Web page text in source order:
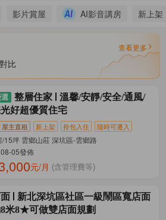
影片賞屋 AI影音講房 新上架
查看更多
比
整層住家
溫馨/安靜/安全/通風/
好超優質住宅
屋主直租 新上架 拎包入住 隨時可遷入
/15坪 雲鄉山莊 深坑區-雲鄉路
08-05發佈
元/月 (含管理費等)
新北深坑區社區一級鬧區寬店面
米8★可做雙店面規劃